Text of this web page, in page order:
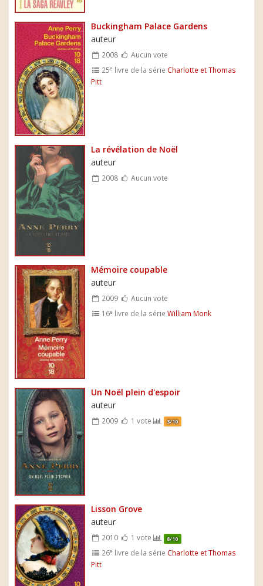
Buckingham Palace Gardens
auteur
2008
Aucun vote
25e livre de la série Charlotte et Thomas
Pitt
La révélation de Noël
auteur
2008 Aucun vote
Mémoire coupable
auteur
2009
Aucun vote
16e livre de la sérieWilliam Monk
Un Noël plein d'espoir
auteur
2009 1 vote 3/10
Lisson Grove
auteur
2010 1 vote 8/10
26e livre de la série Charlotte et Thomas
Pitt